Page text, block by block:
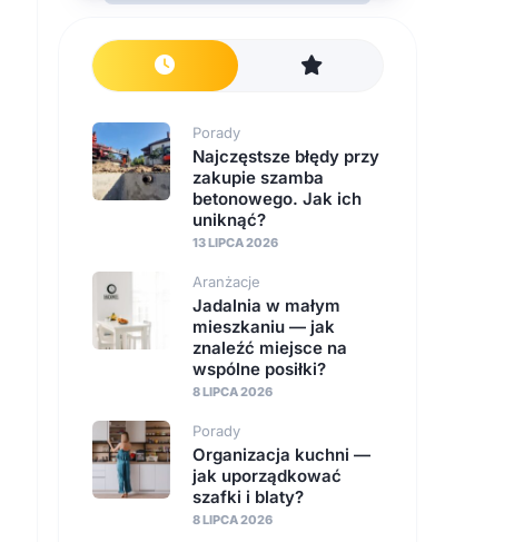
Porady
Najczęstsze błędy przy
zakupie szamba
betonowego. Jak ich
uniknąć?
13 LIPCA 2026
Aranżacje
Jadalnia w małym
mieszkaniu — jak
znaleźć miejsce na
wspólne posiłki?
8 LIPCA 2026
Porady
Organizacja kuchni —
jak uporządkować
szafki i blaty?
8 LIPCA 2026